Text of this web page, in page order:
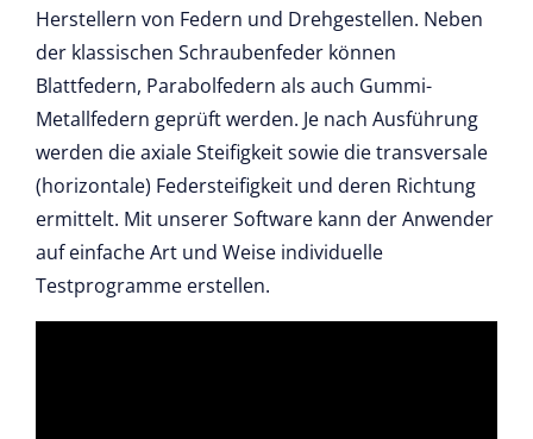
Herstellern von Federn und Drehgestellen. Neben
der klassischen Schraubenfeder können
Blattfedern, Parabolfedern als auch Gummi-
Metallfedern geprüft werden. Je nach Ausführung
werden die axiale Steifigkeit sowie die transversale
(horizontale) Federsteifigkeit und deren Richtung
ermittelt. Mit unserer Software kann der Anwender
auf einfache Art und Weise individuelle
Testprogramme erstellen.